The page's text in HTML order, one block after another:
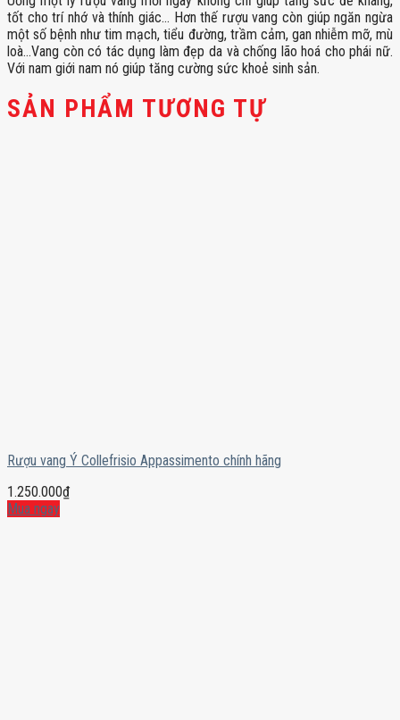
tốt cho trí nhớ và thính giác… Hơn thế rượu vang còn giúp ngăn ngừa
một số bệnh như tim mạch, tiểu đường, trầm cảm, gan nhiễm mỡ, mù
loà…Vang còn có tác dụng làm đẹp da và chống lão hoá cho phái nữ.
Với nam giới nam nó giúp tăng cường sức khoẻ sinh sản.
SẢN PHẨM TƯƠNG TỰ
Rượu vang Ý Collefrisio Appassimento chính hãng
1.250.000₫
Mua ngay